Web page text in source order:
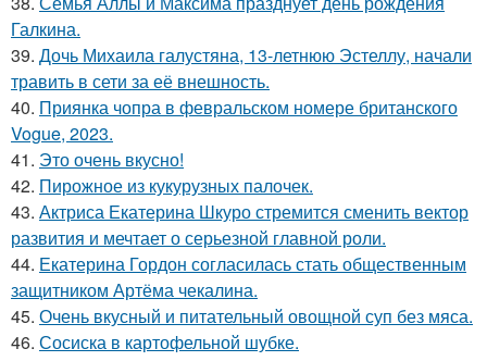
Галкина.
39. Дочь Михаила галустяна, 13-летнюю Эстеллу, начали
травить в сети за её внешность.
40. Приянка чопра в февральском номере британского
Vogue, 2023.
41. Это очень вкусно!
42. Пирожное из кукурузных палочек.
43. Актриса Екатерина Шкуро стремится сменить вектор
развития и мечтает о серьезной главной роли.
44. Екатерина Гордон согласилась стать общественным
защитником Артёма чекалина.
45. Очень вкусный и питательный овощной суп без мяса.
46. Сосиска в картофельной шубке.